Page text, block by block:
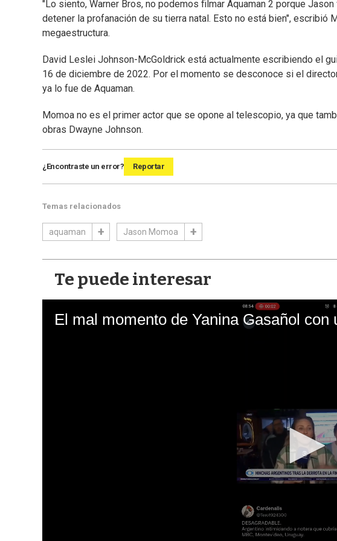
"Lo siento, Warner Bros, no podemos filmar Aquaman 2 porque
detener la profanación de su tierra natal. Esto no está bien", escribió
megaestructura.
David Leslei Johnson-McGoldrick está actualmente escribiendo el
16 de diciembre de 2022. Por el momento se desconoce si el
ya lo fue de Aquaman.
Momoa no es el primer actor que se opone al telescopio, ya que
obras Dwayne Johnson.
¿Encontraste un error? Reportar
Temas relacionados
aquaman Jason Momoa
Te puede interesar